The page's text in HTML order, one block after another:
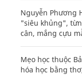
Nguyễn Phương
"siêu khủng",
cân, mắng cựu
Mẹo học thuộc
hóa học bằng